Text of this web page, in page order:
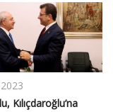
Kılıçdaroğlu’na